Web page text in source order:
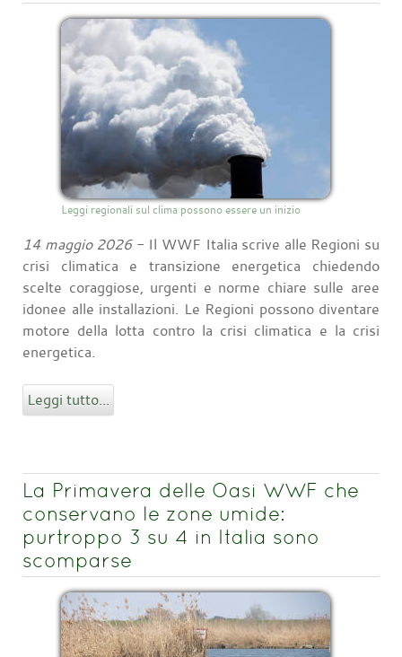
Leggi regionali sul clima possono essere un inizio
14 maggio 2026- Il WWF Italia scrive alle Regioni su
crisi climatica e transizione energetica chiedendo
scelte coraggiose, urgenti e norme chiare sulle aree
idonee alle installazioni. Le Regioni possono diventare
motore della lotta contro la crisi climatica e la crisi
energetica.
Leggi tutto...
La Primavera delle Oasi WWF che
conservano le zone umide:
purtroppo 3 su 4 in Italia sono
scomparse